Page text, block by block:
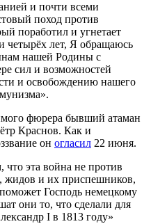
и почти всеми
поход против
поработил и угнетает
четырёх лет, Я обращаюсь
нашей Родины с
сил и возможностей
и освобождению нашего
фюрера бывший атаман
Краснов. Как и
он огласил 22 июня.
что эта война не против
жидов и их приспешников,
Господь немецкому
они то, что сделали для
I в 1813 году»